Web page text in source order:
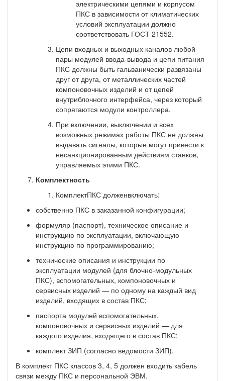
электрическими цепями и корпусом
ПКС в зависимости от климатических
условий эксплуатации должно
соответствовать ГОСТ 21552.
Цепи входных и выходных каналов любой
пары модулей ввода-вывода и цепи питания
ПКС должны быть гальванически развязаны
друг от друга, от металлических частей
компоновочных изделий и от цепей
внутриблочного интерфейса, через который
сопрягаются модули контроллера.
При включении, выключении и всех
возможных режимах работы ПКС не должны
выдавать сигналы, которые могут привести к
несанкционированным действиям станков,
управляемых этими ПКС.
Комплектность
КомплектПКС долженвключать:
собственно ПКС в заказанной конфигурации;
формуляр (паспорт), техническое описание и
инструкцию по эксплуатации, включающую
инструкцию по программированию;
технические описания и инструкции по
эксплуатации модулей (для блочно-модульных
ПКС), вспомогательных, компоновочных и
сервисных изделий — по одному на каждый вид
изделий, входящих в состав ПКС;
паспорта модулей вспомогательных,
компоновочных и сервисных изделий — для
каждого изделия, входящего в состав ПКС;
комплект ЗИП (согласно ведомости ЗИП).
В комплект ПКС классов 3, 4, 5 должен входить кабель
связи между ПКС и персональной ЭВМ.